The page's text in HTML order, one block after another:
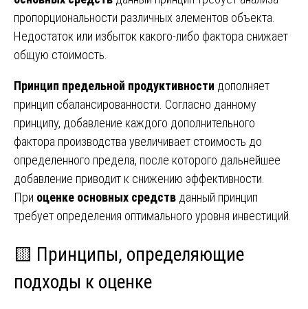
пропорциональности различных элементов объекта.
Недостаток или избыток какого-либо фактора снижает
общую стоимость.
Принцип предельной продуктивности дополняет
принцип сбалансированности. Согласно данному
принципу, добавление каждого дополнительного
фактора производства увеличивает стоимость до
определенного предела, после которого дальнейшее
добавление приводит к снижению эффективности.
При оценке основных средств данный принцип
требует определения оптимального уровня инвестиций.
🟨 Принципы, определяющие
подходы к оценке